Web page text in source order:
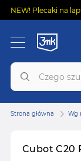
NEW! Plecaki na
Cubot C20
Strona główna Wg